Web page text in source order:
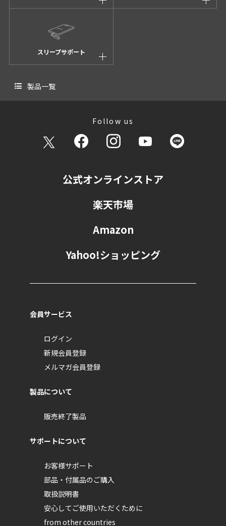
スリープサポート
製品一覧
Follow us
公式オンラインストア
楽天市場
Amazon
Yahoo!ショッピング
会員サービス
ログイン
新規会員登録
メルマガ会員登録
製品について
販売終了製品
サポートについて
お客様サポート
部品・付属品のご購入
取扱説明書
安心してご使用いただくために
from other countries